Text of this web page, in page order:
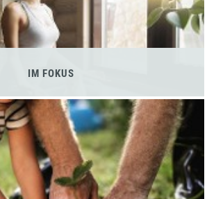
IM FOKUS